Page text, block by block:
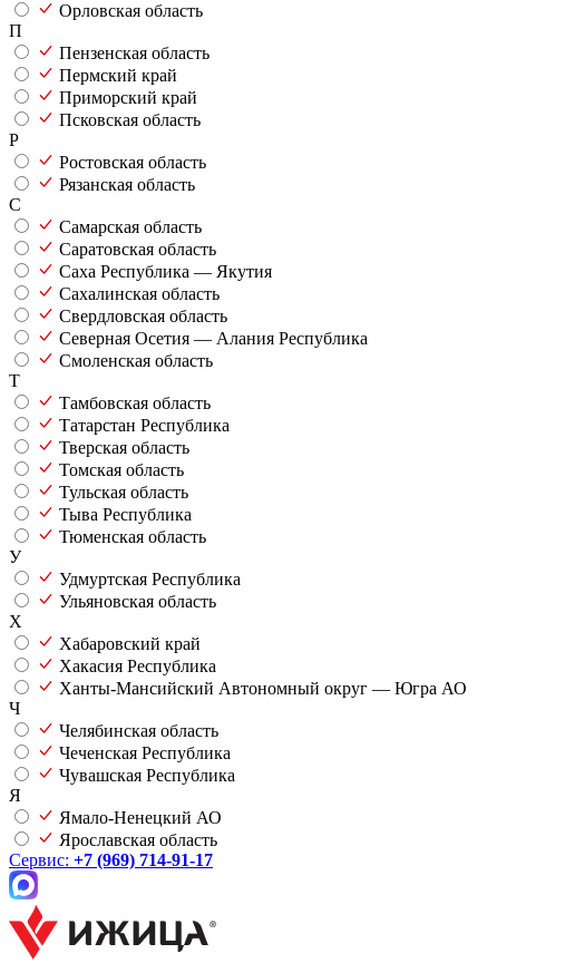
Орловская область
П
Пензенская область
Пермский край
Приморский край
Псковская область
Р
Ростовская область
Рязанская область
С
Самарская область
Саратовская область
Саха Республика — Якутия
Сахалинская область
Свердловская область
Северная Осетия — Алания Республика
Смоленская область
Т
Тамбовская область
Татарстан Республика
Тверская область
Томская область
Тульская область
Тыва Республика
Тюменская область
У
Удмуртская Республика
Ульяновская область
Х
Хабаровский край
Хакасия Республика
Ханты-Мансийский Автономный округ — Югра АО
Ч
Челябинская область
Чеченская Республика
Чувашская Республика
Я
Ямало-Ненецкий АО
Ярославская область
Сервис: +7 (969) 714-91-17